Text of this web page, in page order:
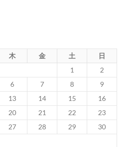
木 金 土
日
1
2
6 7 8
9
13 14 15
16
20 21 22
23
27 28 29
30